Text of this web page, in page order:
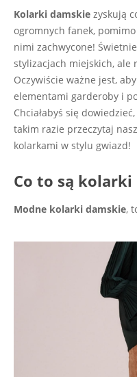
Kolarki damskie zyskują
ogromnych fanek,
nimi zachwycone!
stylizacjach miejskich, ale
Oczywiście ważne jest,
elementami garderoby i
Chciałabyś się
takim razie przeczytaj
kolarkami w stylu gwiazd!
Co to są kolarki
Modne kolarki damskie,